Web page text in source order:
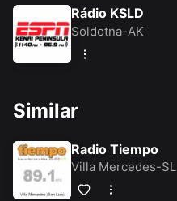
Rádio KSLD
Soldotna-AK
Similar
Radio Tiempo
Villa Mercedes-SL